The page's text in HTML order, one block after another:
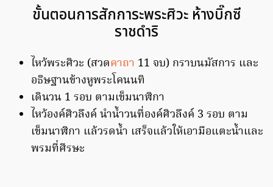
ขั้นตอนการสักการะพระศิวะ ห้างบิ๊กซี
ราชดำริ
ไหว้พระศิวะ (สวดคาถา 11 จบ) กราบนมัสการ และ
อธิษฐานข้างหูพระโคนนทิ
เดินวน 1 รอบ ตามเข็มนาฬิกา
ไหว้องค์ศิวลึงค์ นำน้ำวนที่องค์ศิวลึงค์ 3 รอบ ตาม
เข็มนาฬิกา แล้วรดน้ำ เสร็จแล้วให้เอามือแตะน้ำและ
พรมที่ศีรษะ